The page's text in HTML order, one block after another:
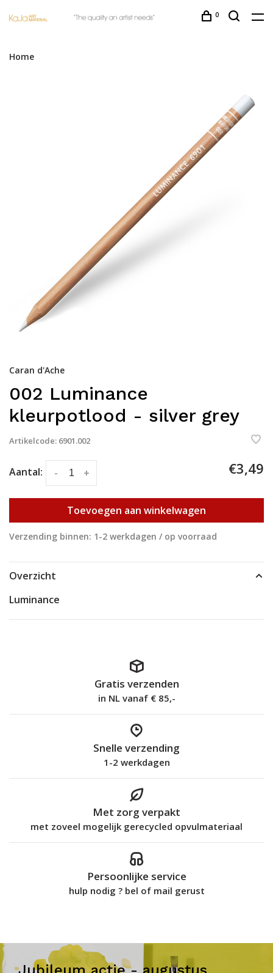
0
Home
Caran d'Ache
002 Luminance
kleurpotlood - silver grey
Artikelcode: 6901.002
Aantal: +
- €3,49
Toevoegen aan winkelwagen
Verzending binnen: 1-2 werkdagen / op voorraad
Overzicht
Luminance
Gratis verzenden
in NL vanaf € 85,-
Snelle verzending
1-2 werkdagen
Met zorg verpakt
met zoveel mogelijk gerecycled opvulmateriaal
Persoonlijke service
hulp nodig ? bel of mail gerust